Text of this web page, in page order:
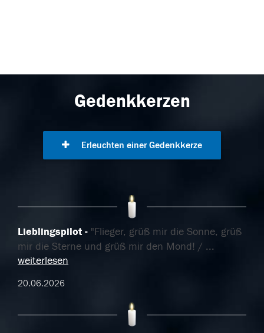
Gedenkkerzen
Erleuchten einer Gedenkkerze
Lieblingspilot
"Flieger, grüß mir die Sonne, grüß
mir die Sterne und grüß mir den Mond! / ...
weiterlesen
20.06.2026